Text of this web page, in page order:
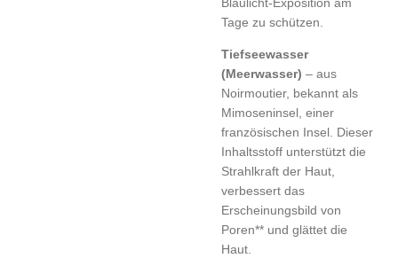
Tage zu schützen.
Tiefseewasser
(Meerwasser) – aus
Noirmoutier, bekannt als
Mimoseninsel, einer
französischen Insel. Dieser
Inhaltsstoff unterstützt die
Strahlkraft der Haut,
verbessert das
Erscheinungsbild von
Poren** und glättet die
Haut.